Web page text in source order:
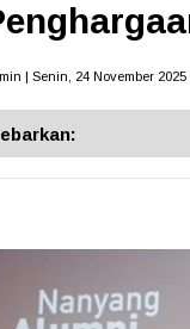
| Senin, 24 November 2025